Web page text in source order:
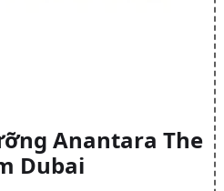
Anantara The
Dubai